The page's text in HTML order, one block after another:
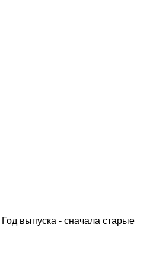
Год выпуска - сначала старые